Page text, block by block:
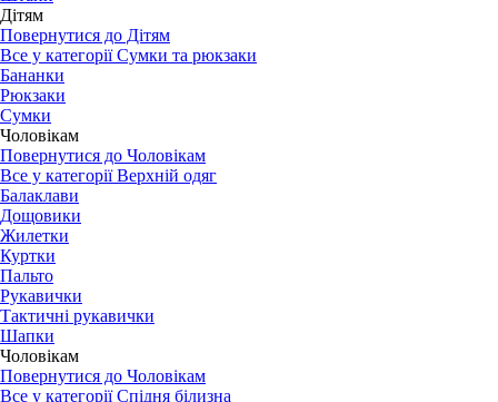
Дітям
Повернутися до Дітям
Все у категорії Сумки та рюкзаки
Бананки
Рюкзаки
Сумки
Чоловікам
Повернутися до Чоловікам
Все у категорії Верхній одяг
Балаклави
Дощовики
Жилетки
Куртки
Пальто
Рукавички
Тактичні рукавички
Шапки
Чоловікам
Повернутися до Чоловікам
Все у категорії Спідня білизна